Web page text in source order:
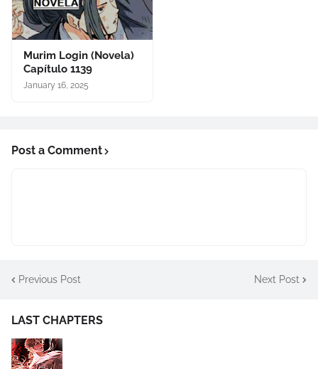
Murim Login (Novela)
Capítulo 1139
January 16, 2025
Post a Comment
Previous Post Next Post
LAST CHAPTERS